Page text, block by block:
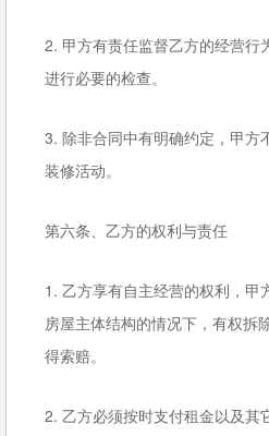
2. 甲方有责任监督乙方的经营行
进行必要的检查。
3. 除非合同中有明确约定，甲方
装修活动。
第六条、乙方的权利与责任
1. 乙方享有自主经营的权利，甲
房屋主体结构的情况下，有权拆
得索赔。
2. 乙方必须按时支付租金以及其